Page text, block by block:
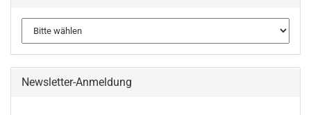
Newsletter-Anmeldung